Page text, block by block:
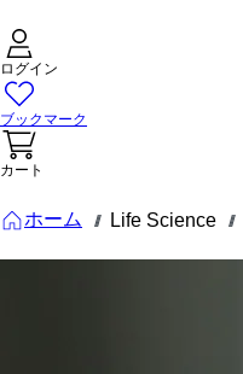
ログイン
ブックマーク
カート
ホーム /// Life Science ///